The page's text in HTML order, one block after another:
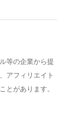
等の企業から提
アフィリエイト
とがあります。